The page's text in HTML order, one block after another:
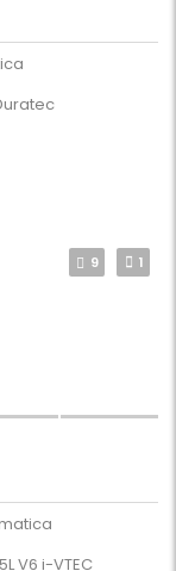
9 1
V6 i-VTEC